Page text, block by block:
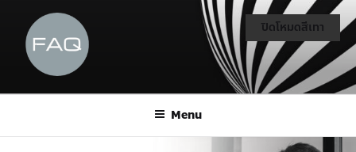
Menu
ปิดโหมดสีเทา